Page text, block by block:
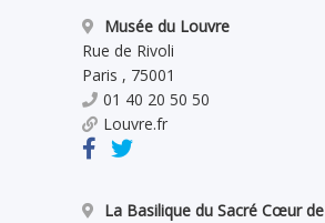
Musée du Louvre
Rue de Rivoli
Paris , 75001
01 40 20 50 50
Louvre.fr
La Basilique du Sacré Cœur de